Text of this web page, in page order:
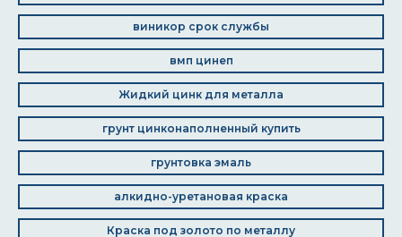
виникор срок службы
вмп цинеп
Жидкий цинк для металла
грунт цинконаполненный купить
грунтовка эмаль
алкидно-уретановая краска
Краска под золото по металлу